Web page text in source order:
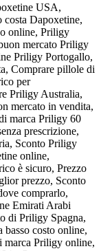
USA,
costa Dapoxetine,
online, Priligy
mercato Priligy
Priligy Portogallo,
Comprare pillole di
per
Priligy Australia,
mercato in vendita,
marca Priligy 60
prescrizione,
Sconto Priligy
online,
è sicuro, Prezzo
prezzo, Sconto
comprarlo,
Emirati Arabi
di Priligy Spagna,
costo online,
marca Priligy online,